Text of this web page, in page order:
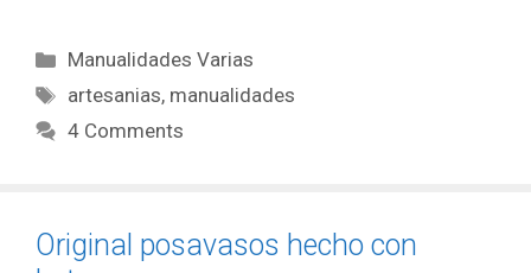
Manualidades Varias
artesanias, manualidades
4 Comments
Original posavasos hecho con